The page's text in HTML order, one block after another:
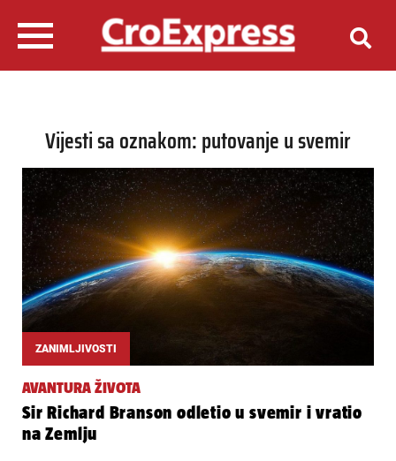
Vijesti sa oznakom: putovanje u svemir
ZANIMLJIVOSTI
AVANTURA ŽIVOTA
Sir Richard Branson odletio u svemir i vratio
na Zemlju